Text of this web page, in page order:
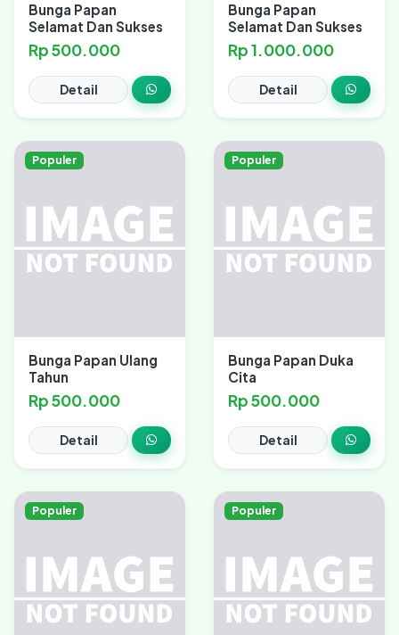
Bunga Papan
Selamat Dan Sukses
Rp 500.000
Detail
Bunga Papan
Selamat Dan Sukses
Rp 1.000.000
Detail
Populer
Bunga Papan Ulang
Tahun
Rp 500.000
Detail
Populer
Bunga Papan Duka
Cita
Rp 500.000
Detail
Populer Populer